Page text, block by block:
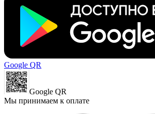
Google QR
Google QR
Мы принимаем к оплате